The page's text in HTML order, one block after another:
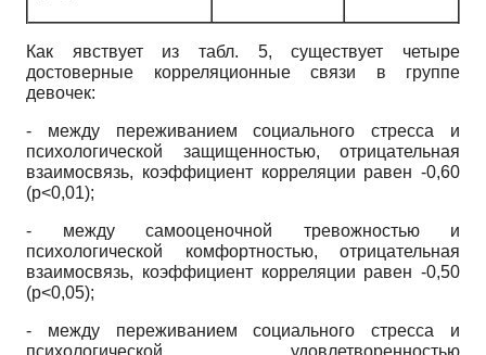
Как явствует из табл. 5, существует четыре
достоверные корреляционные связи в группе
девочек:
- между переживанием социального стресса и
психологической защищенностью, отрицательная
взаимосвязь, коэффициент корреляции равен -0,60
(р<0,01);
- между самооценочной тревожностью и
психологической комфортностью, отрицательная
взаимосвязь, коэффициент корреляции равен -0,50
(р<0,05);
- между переживанием социального стресса и
психологической удовлетворенностью